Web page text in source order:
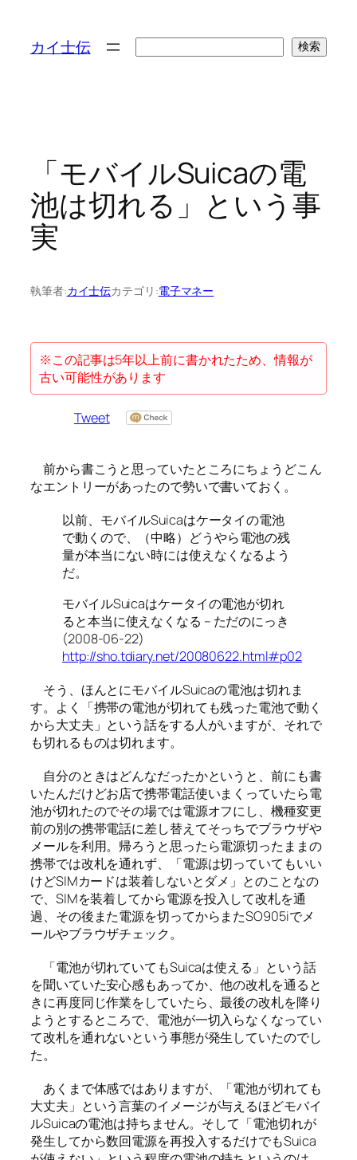
カイ士伝 検索
「モバイルSuicaの電
池は切れる」という事
実
執筆者:カイ士伝カテゴリ:電子マネー
※この記事は5年以上前に書かれたため、情報が
古い可能性があります
Tweet
前から書こうと思っていたところにちょうどこん
なエントリーがあったので勢いで書いておく。
以前、モバイルSuicaはケータイの電池
で動くので、（中略）どうやら電池の残
量が本当にない時には使えなくなるよう
だ。
モバイルSuicaはケータイの電池が切れ
ると本当に使えなくなる – ただのにっき
(2008-06-22)
http://sho.tdiary.net/20080622.html#p02
そう、ほんとにモバイルSuicaの電池は切れま
す。よく「携帯の電池が切れても残った電池で動く
から大丈夫」という話をする人がいますが、それで
も切れるものは切れます。
自分のときはどんなだったかというと、前にも書
いたんだけどお店で携帯電話使いまくっていたら電
池が切れたのでその場では電源オフにし、機種変更
前の別の携帯電話に差し替えてそっちでブラウザや
メールを利用。帰ろうと思ったら電源切ったままの
携帯では改札を通れず、「電源は切っていてもいい
けどSIMカードは装着しないとダメ」とのことなの
で、SIMを装着してから電源を投入して改札を通
過、その後また電源を切ってからまたSO905iでメ
ールやブラウザチェック。
「電池が切れていてもSuicaは使える」という話
を聞いていた安心感もあってか、他の改札を通ると
きに再度同じ作業をしていたら、最後の改札を降り
ようとするところで、電池が一切入らなくなってい
て改札を通れないという事態が発生していたのでし
た。
あくまで体感ではありますが、「電池が切れても
大丈夫」という言葉のイメージが与えるほどモバイ
ルSuicaの電池は持ちません。そして「電池切れが
発生してから数回電源を再投入するだけでもSuica